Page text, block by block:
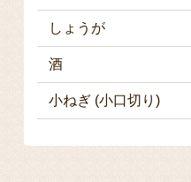
しょうが
酒
小ねぎ (小口切り)